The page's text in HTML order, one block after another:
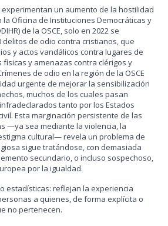
un aumento de la hostilidad
la Oficina de Instituciones Democráticas y
de la OSCE, solo en 2022 se
de odio contra cristianos, que
y actos vandálicos contra lugares de
y amenazas contra clérigos y
de odio en la región de la OSCE
urgente de mejorar la sensibilización
muchos de los cuales pasan
tanto por los Estados
Esta marginación persistente de las
—ya sea mediante la violencia, la
cultural— revela un problema de
sigue tratándose, con demasiada
secundario, o incluso sospechoso,
por la igualdad.
estadísticas: reflejan la experiencia
a quienes, de forma explícita o
no pertenecen.